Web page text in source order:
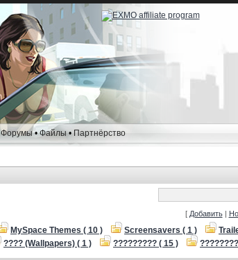
Форумы•Файлы• Партнёрство
[ Добавить|
MySpace Themes ( 10 ) Screensavers ( 1 )
???? (Wallpapers) ( 1 ) ????????? ( 15 )